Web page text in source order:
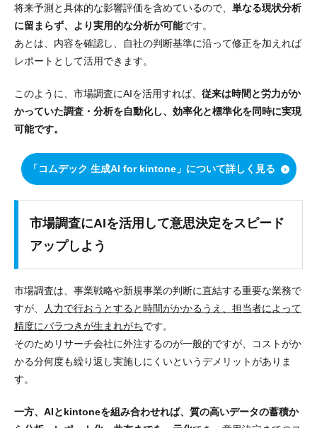
将来予測と具体的な影響評価を含めているので、 単なる現状分析
に留まらず、より実用的な分析が可能です。
あとは、内容を確認し、自社の判断基準に沿って修正を加えれば
レポートとして活用できます。
このように、市場調査にAIを活用すれば、 従来は時間と労力がか
かっていた調査・分析を自動化し、効率化と標準化を同時に実現
可能です。
「コムデック 生成AI for kintone」について詳しく見る
市場調査にAIを活用して意思決定をスピード
アップしよう
市場調査は、事業戦略や新規事業の判断に直結する重要な業務で
すが、
人力で行おうとすると時間がかかるうえ、担当者によって
精度にバラつきが生まれがちです。
そのためリサーチ会社に外注するのが一般的ですが、コストがか
かる分何度も繰り返し実施しにくいというデメリットがありま
す。
一方、AIとkintoneを組み合わせれば、質の高いデータの蓄積か